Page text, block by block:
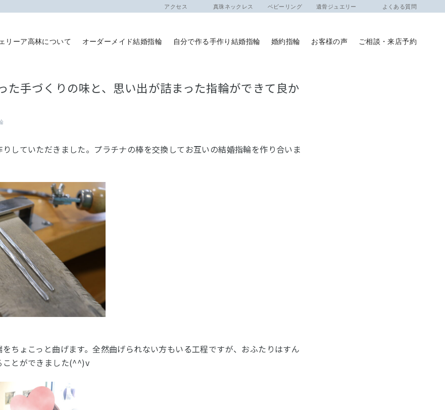
アクセス 真珠ネックレス ベビーリング 遺骨ジュエリー よくある質問
リーア高林について オーダーメイド結婚指輪 自分で作る手作り結婚指輪 婚約指輪 お客様の声 ご相談・来店予約
た手づくりの味と、思い出が詰まった指輪ができて良か
していただきました。プラチナの棒を交換してお互いの結婚指輪を作り合いま
ちょこっと曲げます。全然曲げられない方もいる工程ですが、おふたりはすん
とができました(^^)v